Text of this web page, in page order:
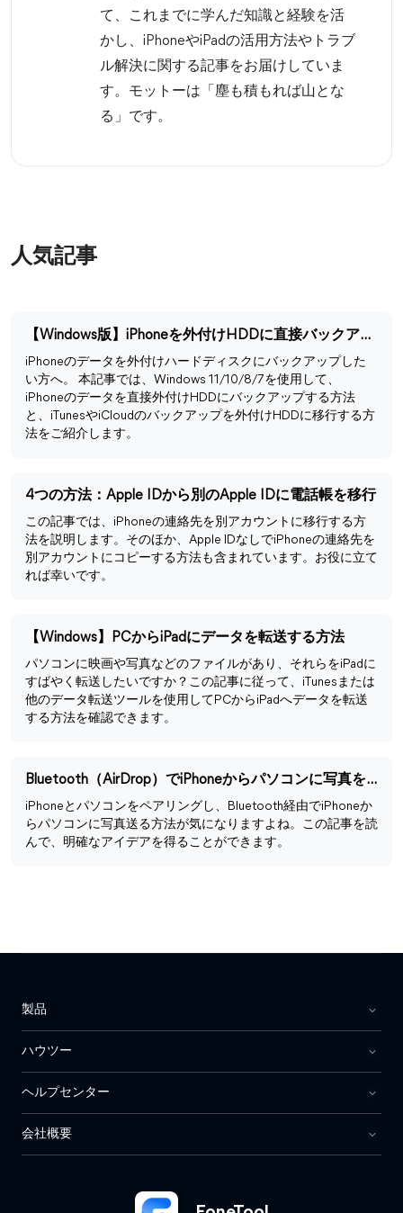
て、これまでに学んだ知識と経験を活
かし、iPhoneやiPadの活用方法やトラブ
ル解決に関する記事をお届けしていま
す。モットーは「塵も積もれば山とな
る」です。
人気記事
【Windows版】iPhoneを外付けHDDに直接バックアップする方法
iPhoneのデータを外付けハードディスクにバックアップした
い方へ。 本記事では、Windows 11/10/8/7を使用して、
iPhoneのデータを直接外付けHDDにバックアップする方法
と、iTunesやiCloudのバックアップを外付けHDDに移行する方
法をご紹介します。
4つの方法：Apple IDから別のApple IDに電話帳を移行
この記事では、iPhoneの連絡先を別アカウントに移行する方
法を説明します。そのほか、Apple IDなしでiPhoneの連絡先を
別アカウントにコピーする方法も含まれています。お役に立て
れば幸いです。
【Windows】PCからiPadにデータを転送する方法
パソコンに映画や写真などのファイルがあり、それらをiPadに
すばやく転送したいですか？この記事に従って、iTunesまたは
他のデータ転送ツールを使用してPCからiPadへデータを転送
する方法を確認できます。
Bluetooth（AirDrop）でiPhoneからパソコンに写真を送る方法
iPhoneとパソコンをペアリングし、Bluetooth経由でiPhoneか
らパソコンに写真送る方法が気になりますよね。この記事を読
んで、明確なアイデアを得ることができます。
製品
ハウツー
ヘルプセンター
会社概要